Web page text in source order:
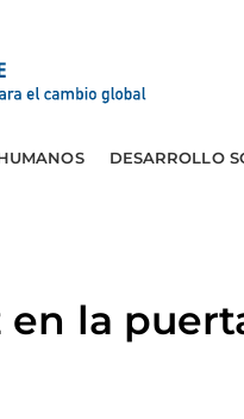
DESARROLLO
en la